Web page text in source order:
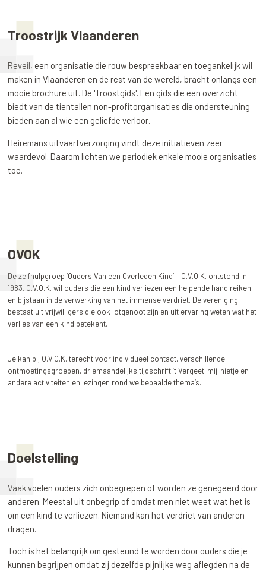
Troostrijk Vlaanderen
Reveil, een organisatie die rouw bespreekbaar en toegankelijk wil
maken in Vlaanderen en de rest van de wereld, bracht onlangs een
mooie brochure uit. De 'Troostgids'. Een gids die een overzicht
biedt van de tientallen non-profitorganisaties die ondersteuning
bieden aan al wie een geliefde verloor.
Heiremans uitvaartverzorging vindt deze initiatieven zeer
waardevol. Daarom lichten we periodiek enkele mooie organisaties
toe.
OVOK
De zelfhulpgroep ‘Ouders Van een Overleden Kind’ – O.V.O.K. ontstond in
1983. O.V.O.K. wil ouders die een kind verliezen een helpende hand reiken
en bijstaan in de verwerking van het immense verdriet. De vereniging
bestaat uit vrijwilligers die ook lotgenoot zijn en uit ervaring weten wat het
verlies van een kind betekent.
Je kan bij O.V.O.K. terecht voor individueel contact, verschillende
ontmoetingsgroepen, driemaandelijks tijdschrift ’t Vergeet-mij-nietje en
andere activiteiten en lezingen rond welbepaalde thema’s.
Doelstelling
Vaak voelen ouders zich onbegrepen of worden ze genegeerd door
anderen. Meestal uit onbegrip of omdat men niet weet wat het is
om een kind te verliezen. Niemand kan het verdriet van anderen
dragen.
Toch is het belangrijk om gesteund te worden door ouders die je
kunnen begrijpen omdat zij dezelfde pijnlijke weg aflegden na de